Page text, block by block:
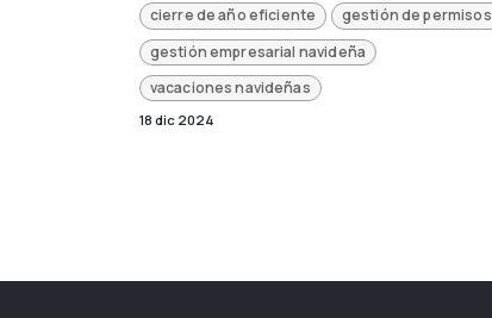
cierre de año eficiente
gestión de permisos
gestión empresarial navideña
vacaciones navideñas
18 dic 2024